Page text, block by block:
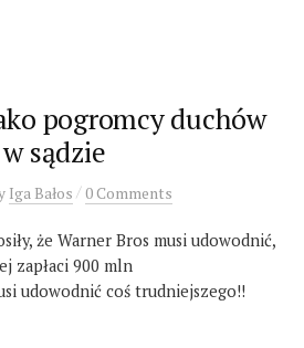
pogromcy duchów
sądzie
Iga Bałos /0 Comments
że Warner Bros musi udowodnić,
zapłaci 900 mln
udowodnić coś trudniejszego!!